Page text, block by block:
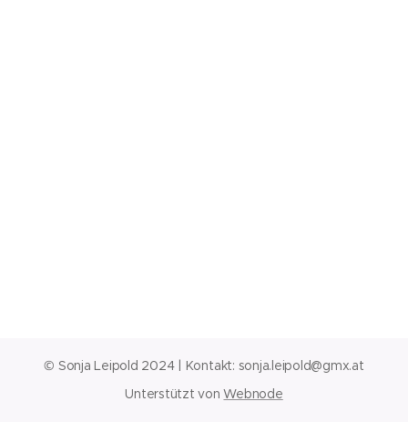
© Sonja Leipold 2024 | Kontakt: sonja.leipold@gmx.at
Unterstützt vonWebnode